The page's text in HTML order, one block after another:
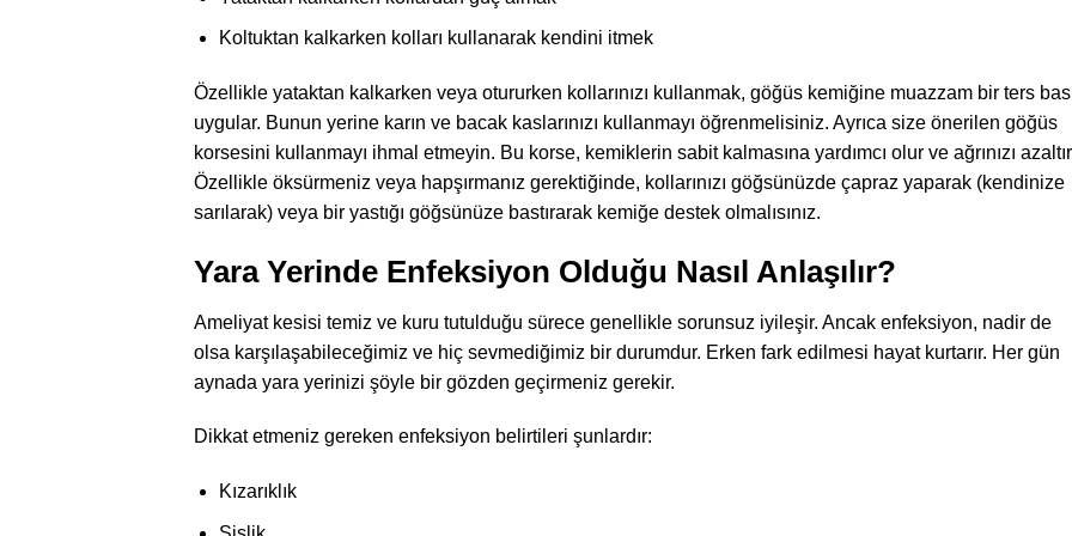
Koltuktan kalkarken kolları kullanarak kendini itmek
Özellikle yataktan kalkarken veya otururken kollarınızı kullanmak, göğüs kemiğine muazzam bir ters
uygular. Bunun yerine karın ve bacak kaslarınızı kullanmayı öğrenmelisiniz. Ayrıca size önerilen göğüs
korsesini kullanmayı ihmal etmeyin. Bu korse, kemiklerin sabit kalmasına yardımcı olur ve ağrınızı
Özellikle öksürmeniz veya hapşırmanız gerektiğinde, kollarınızı göğsünüzde çapraz yaparak (kendinize
sarılarak) veya bir yastığı göğsünüze bastırarak kemiğe destek olmalısınız.
Yara Yerinde Enfeksiyon Olduğu Nasıl Anlaşılır?
Ameliyat kesisi temiz ve kuru tutulduğu sürece genellikle sorunsuz iyileşir. Ancak enfeksiyon, nadir de
olsa karşılaşabileceğimiz ve hiç sevmediğimiz bir durumdur. Erken fark edilmesi hayat kurtarır. Her gün
aynada yara yerinizi şöyle bir gözden geçirmeniz gerekir.
Dikkat etmeniz gereken enfeksiyon belirtileri şunlardır:
Kızarıklık